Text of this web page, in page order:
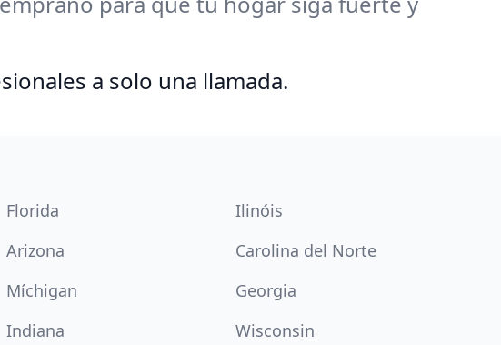
a solo una llamada.
Florida
Ilinóis
Arizona
Carolina del Norte
Míchigan
Georgia
Indiana
Wisconsin